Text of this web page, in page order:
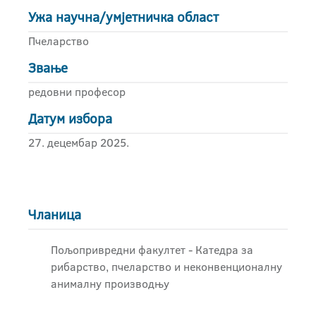
Ужа научна/умјетничка област
Пчеларство
Звање
редовни професор
Датум избора
27. децембар 2025.
Чланица
Пољопривредни факултет - Катедра за
рибарство, пчеларство и неконвенционалну
анималну производњу